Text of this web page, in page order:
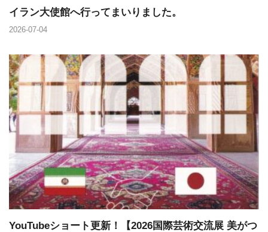
イラン大使館へ行ってまいりました。
2026-07-04
YouTubeショート更新！【2026国際芸術交流展 美がつ